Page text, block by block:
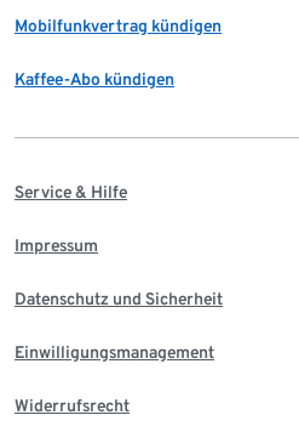
Mobilfunkvertrag kündigen
Kaffee-Abo kündigen
Service & Hilfe
Impressum
Datenschutz und Sicherheit
Einwilligungsmanagement
Widerrufsrecht